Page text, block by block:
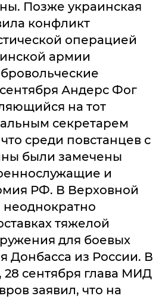
Позже украинская
конфликт
операцией
армии
Андерс Фог
на тот
секретарем
среди повстанцев с
были замечены
и
РФ. В Верховной
тяжелой
для боевых
Донбасса из России. В
28 сентября глава МИД
заявил, что на